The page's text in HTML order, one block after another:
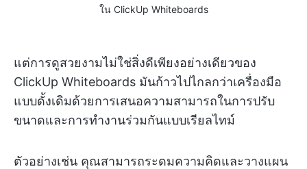
ใน ClickUp Whiteboards
แต่การดูสวยงามไม่ใช่สิ่งดีเพียงอย่างเดียวของ
ClickUp Whiteboards มันก้าวไปไกลกว่าเครื่องมือ
แบบดั้งเดิมด้วยการเสนอความสามารถในการปรับ
ขนาดและการทำงานร่วมกันแบบเรียลไทม์
ตัวอย่างเช่น คุณสามารถระดมความคิดและวางแผน